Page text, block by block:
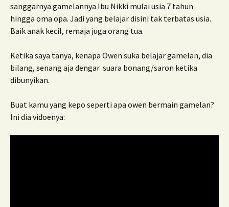
sanggarnya gamelannya Ibu Nikki mulai usia 7 tahun
hingga oma opa. Jadi yang belajar disini tak terbatas usia.
Baik anak kecil, remaja juga orang tua.
Ketika saya tanya, kenapa Owen suka belajar gamelan, dia
bilang, senang aja dengar suara bonang/saron ketika
dibunyikan.
Buat kamu yang kepo seperti apa owen bermain gamelan?
Ini dia vidoenya: